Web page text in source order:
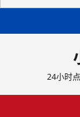
24小时